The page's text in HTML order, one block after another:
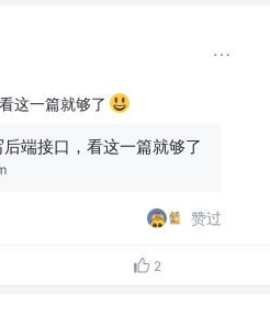
这一篇就够了
端接口，看这一篇就够了
赞过
2